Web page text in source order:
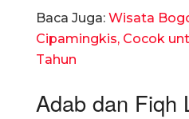
Baca Juga: Wisata
Cipamingkis, Cocok
Tahun
Adab dan Fiqh